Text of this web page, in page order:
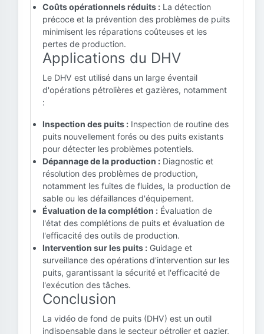
Coûts opérationnels réduits : La détection
précoce et la prévention des problèmes de puits
minimisent les réparations coûteuses et les
pertes de production.
Applications du DHV
Le DHV est utilisé dans un large éventail
d'opérations pétrolières et gazières, notamment
:
Inspection des puits : Inspection de routine des
puits nouvellement forés ou des puits existants
pour détecter les problèmes potentiels.
Dépannage de la production : Diagnostic et
résolution des problèmes de production,
notamment les fuites de fluides, la production de
sable ou les défaillances d'équipement.
Évaluation de la complétion : Évaluation de
l'état des complétions de puits et évaluation de
l'efficacité des outils de production.
Intervention sur les puits : Guidage et
surveillance des opérations d'intervention sur les
puits, garantissant la sécurité et l'efficacité de
l'exécution des tâches.
Conclusion
La vidéo de fond de puits (DHV) est un outil
indispensable dans le secteur pétrolier et gazier,